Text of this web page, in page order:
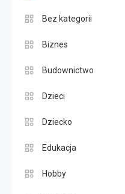
Bez kategorii
Biznes
Budownictwo
Dzieci
Dziecko
Edukacja
Hobby